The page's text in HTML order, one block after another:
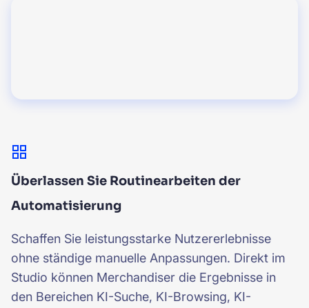
Überlassen Sie Routinearbeiten der
Automatisierung
Schaffen Sie leistungsstarke Nutzererlebnisse
ohne ständige manuelle Anpassungen. Direkt im
Studio können Merchandiser die Ergebnisse in
den Bereichen KI-Suche, KI-Browsing, KI-